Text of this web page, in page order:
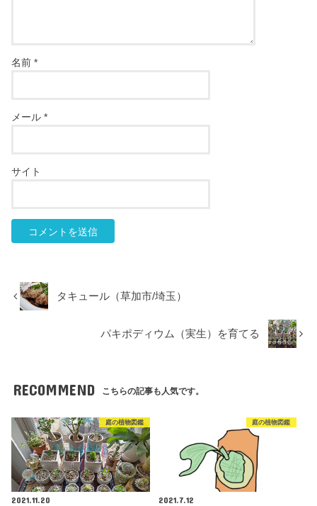
名前*
メール*
サイト
タキュール（草加市/埼玉）
パキポディウム（実生）を育てる
RECOMMEND こちらの記事も人気です。
庭の植物図鑑
2021.11.20
庭の植物図鑑
2021.7.12